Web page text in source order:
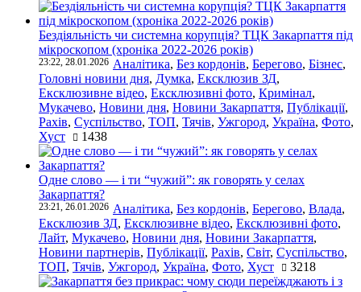
Бездіяльність чи системна корупція? ТЦК Закарпаття під
мікроскопом (хроніка 2022-2026 років)
23:22, 28.01.2026 Аналітика, Без кордонів, Берегово, Бізнес,
Головні новини дня, Думка, Ексклюзив ЗД,
Ексклюзивне відео, Ексклюзивні фото, Кримінал,
Мукачево, Новини дня, Новини Закарпаття, Публікації,
Рахів, Суспільство, ТОП, Тячів, Ужгород, Україна, Фото,
Хуст
1438
Одне слово — і ти “чужий”: як говорять у селах
Закарпаття?
23:21, 26.01.2026 Аналітика, Без кордонів, Берегово, Влада,
Ексклюзив ЗД, Ексклюзивне відео, Ексклюзивні фото,
Лайт, Мукачево, Новини дня, Новини Закарпаття,
Новини партнерів, Публікації, Рахів, Світ, Суспільство,
ТОП, Тячів, Ужгород, Україна, Фото, Хуст 3218